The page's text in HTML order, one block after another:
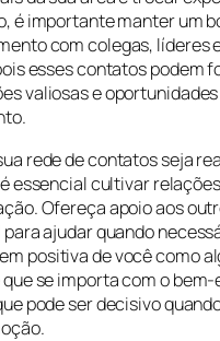
é importante manter um
com colegas, líderes
esses contatos podem
valiosas e
rede de contatos seja
essencial cultivar
Ofereça apoio aos
ajudar quando
positiva de você como
se importa com o
pode ser decisivo